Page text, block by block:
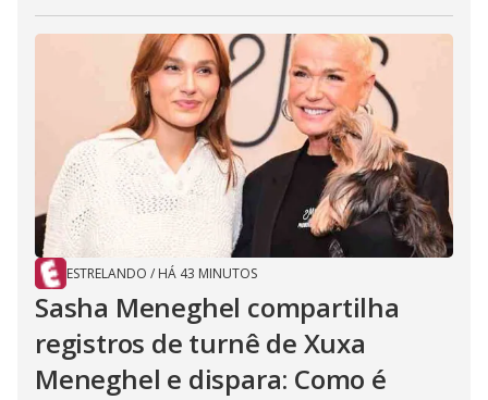
ESTRELANDO / HÁ 43 MINUTOS
Sasha Meneghel compartilha
registros de turnê de Xuxa
Meneghel e dispara: Como é